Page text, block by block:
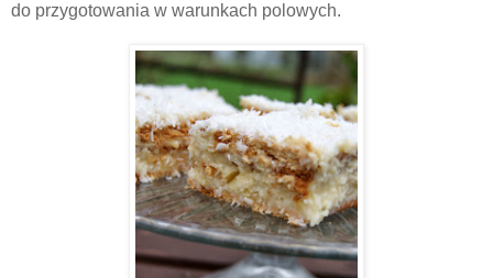
do przygotowania w warunkach polowych.